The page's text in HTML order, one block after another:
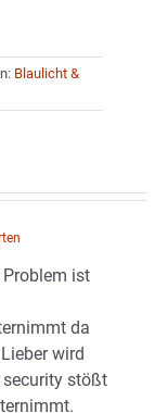
Blaulicht &
ist
da
wird
security stößt